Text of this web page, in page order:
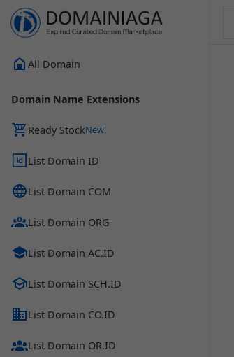
All Domain
Domain Name Extensions
Ready Stock
List Domain ID
List Domain COM
List Domain ORG
List Domain AC.ID
List Domain SCH.ID
List Domain CO.ID
List Domain OR.ID